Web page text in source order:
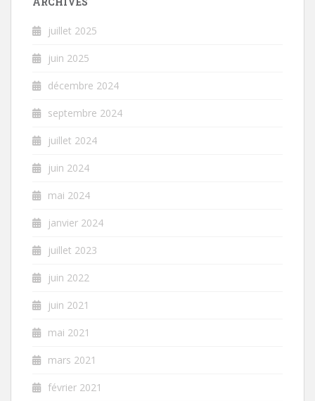
juillet 2025
juin 2025
décembre 2024
septembre 2024
juillet 2024
juin 2024
mai 2024
janvier 2024
juillet 2023
juin 2022
juin 2021
mai 2021
mars 2021
février 2021